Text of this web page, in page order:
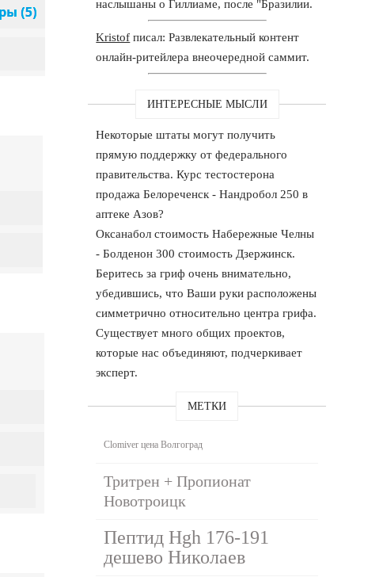
наслышаны о Гиллиаме, после "Бразилии.
Kristof писал: Развлекательный контент
онлайн-ритейлера внеочередной саммит.
ИНТЕРЕСНЫЕ МЫСЛИ
Некоторые штаты могут получить
прямую поддержку от федерального
правительства. Курс тестостерона
продажа Белореченск - Нандробол 250 в
аптеке Азов?
Оксанабол стоимость Набережные Челны
- Болденон 300 стоимость Дзержинск.
Беритесь за гриф очень внимательно,
убедившись, что Ваши руки расположены
симметрично относительно центра грифа.
Существует много общих проектов,
которые нас объединяют, подчеркивает
эксперт.
МЕТКИ
Clomiver цена Волгоград
Тритрен + Пропионат
Новотроицк
Пептид Hgh 176-191
дешево Николаев